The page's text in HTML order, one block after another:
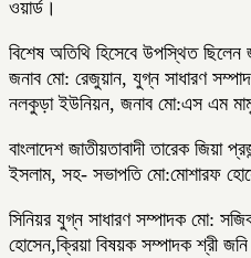
ওয়ার্ড।
বিশেষ অতিথি হিসেবে উপস্থিত ছিলেন
জনাব মো: রেজুয়ান, যুগ্ন সাধারণ
নলকুড়া ইউনিয়ন, জনাব মো:এস এম
বাংলাদেশ জাতীয়তাবাদী তারেক
ইসলাম, সহ- সভাপতি মো:মোশারফ
সিনিয়র যুগ্ন সাধারণ সম্পাদক মো:
হোসেন,ক্রিয়া বিষয়ক সম্পাদক শ্রী